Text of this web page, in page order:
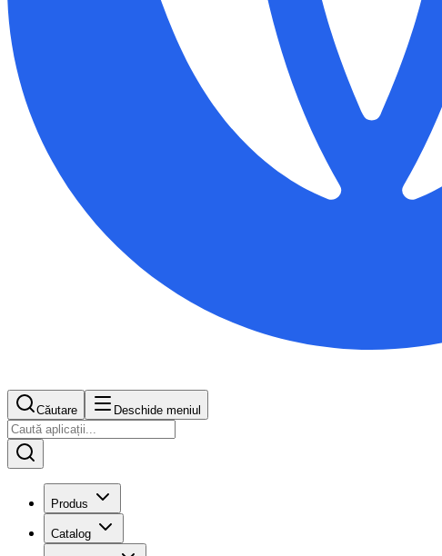
Căutare Deschide meniul
Produs
Catalog